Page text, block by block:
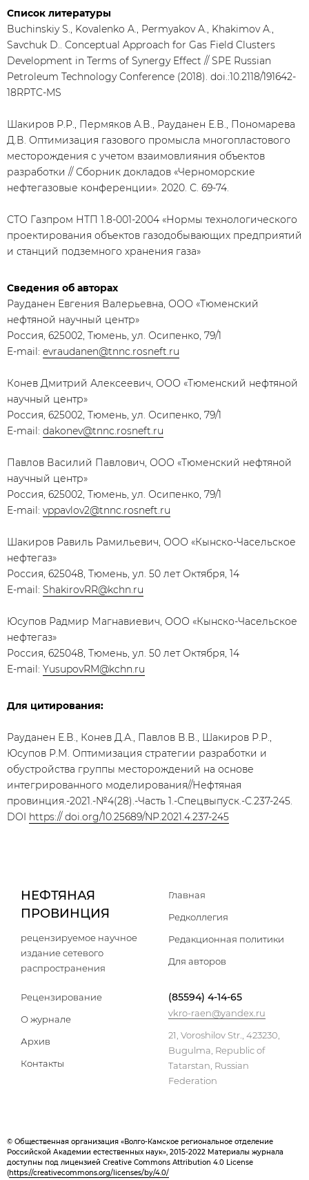
Список литературы
Buchinskiy S., Kovalenko A., Permyakov A., Khakimov A.,
Savchuk D.. Conceptual Approach for Gas Field Clusters
Development in Terms of Synergy Effect // SPE Russian
Petroleum Technology Conference (2018). doi.:10.2118/191642-
18RPTC-MS
Шакиров Р.Р., Пермяков А.В., Рауданен Е.В., Пономарева
Д.В. Оптимизация газового промысла многопластового
месторождения с учетом взаимовлияния объектов
разработки // Сборник докладов «Черноморские
нефтегазовые конференции». 2020. С. 69-74.
СТО Газпром НТП 1.8-001-2004 «Нормы технологического
проектирования объектов газодобывающих предприятий
и станций подземного хранения газа»
Сведения об авторах
Рауданен Евгения Валерьевна, ООО «Тюменский
нефтяной научный центр»
Россия, 625002, Тюмень, ул. Осипенко, 79/1
E-mail: evraudanen@tnnc.rosneft.ru
Конев Дмитрий Алексеевич, ООО «Тюменский нефтяной
научный центр»
Россия, 625002, Тюмень, ул. Осипенко, 79/1
E-mail: dakonev@tnnc.rosneft.ru
Павлов Василий Павлович, ООО «Тюменский нефтяной
научный центр»
Россия, 625002, Тюмень, ул. Осипенко, 79/1
E-mail: vppavlov2@tnnc.rosneft.ru
Шакиров Равиль Рамильевич, ООО «Кынско-Часельское
нефтегаз»
Россия, 625048, Тюмень, ул. 50 лет Октября, 14
E-mail: ShakirovRR@kchn.ru
Юсупов Радмир Магнавиевич, ООО «Кынско-Часельское
нефтегаз»
Россия, 625048, Тюмень, ул. 50 лет Октября, 14
E-mail: YusupovRM@kchn.ru
Для цитирования:
Рауданен Е.В., Конев Д.А., Павлов В.В., Шакиров Р.Р.,
Юсупов Р.М. Оптимизация стратегии разработки и
обустройства группы месторождений на основе
интегрированного моделирования//Нефтяная
провинция.-2021.-№4(28).-Часть 1.-Спецвыпуск.-С.237-245.
DOI https:// doi.org/10.25689/NP.2021.4.237-245
НЕФТЯНАЯ
ПРОВИНЦИЯ
рецензируемое научное
издание сетевого
распространения
Главная
Редколлегия
Редакционная политики
Для авторов
Рецензирование
О журнале
Архив
Контакты
(85594) 4-14-65
vkro-raen@yandex.ru
21, Voroshilov Str., 423230,
Bugulma, Republic of
Tatarstan, Russian
Federation
© Общественная организация «Волго-Камское региональное отделение
Российской Академии естественных наук», 2015-2022 Материалы журнала
доступны под лицензией Creative Commons Attribution 4.0 License
(https://creativecommons.org/licenses/by/4.0/